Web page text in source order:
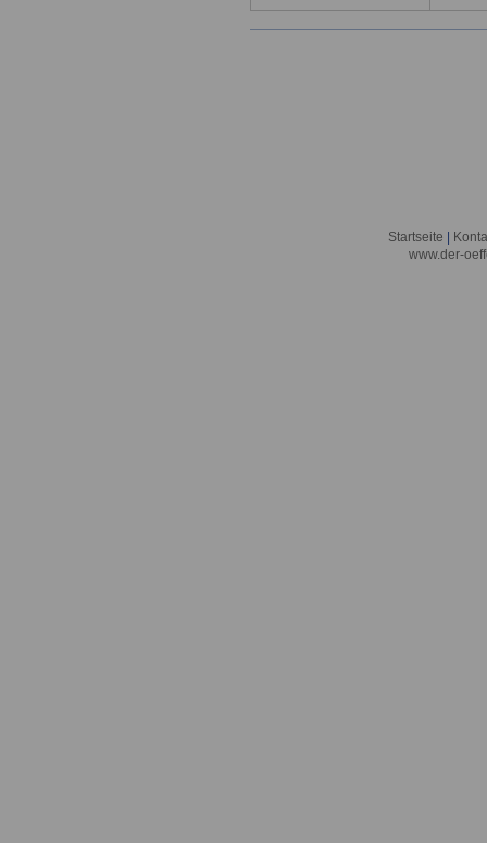
Startseite
www.der-